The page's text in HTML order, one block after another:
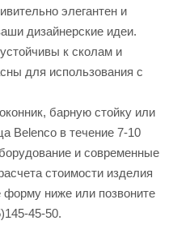
элегантен и
дизайнерские идеи.
к сколам и
для использования с
барную стойку или
Belenco в течение 7-10
и современные
стоимости изделия
форму ниже или позвоните
45-50.